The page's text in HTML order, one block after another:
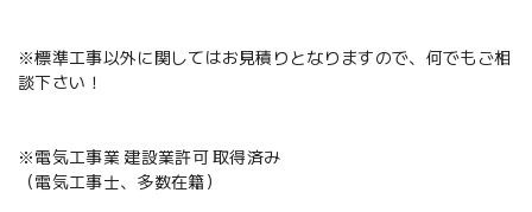
※標準工事以外に関してはお見積りとなりますので、何でもご相
談下さい！
※電気工事業 建設業許可 取得済み
（電気工事士、多数在籍）